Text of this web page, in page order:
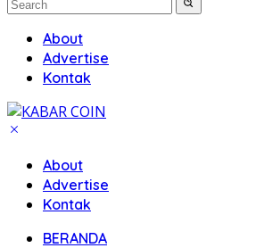
About
Advertise
Kontak
About
Advertise
Kontak
BERANDA